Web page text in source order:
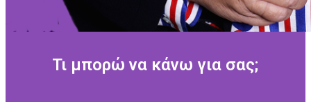
Τι μπορώ να κάνω για σας;